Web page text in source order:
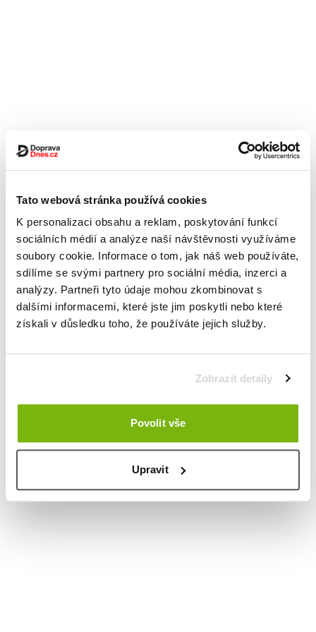
Tato webová stránka používá cookies
K personalizaci obsahu a reklam, poskytování funkcí
sociálních médií a analýze naší návštěvnosti využíváme
soubory cookie. Informace o tom, jak náš web používáte,
sdílíme se svými partnery pro sociální média, inzerci a
analýzy. Partneři tyto údaje mohou zkombinovat s
dalšími informacemi, které jste jim poskytli nebo které
získali v důsledku toho, že používáte jejich služby.
Zobrazit detaily
Povolit vše
Upravit